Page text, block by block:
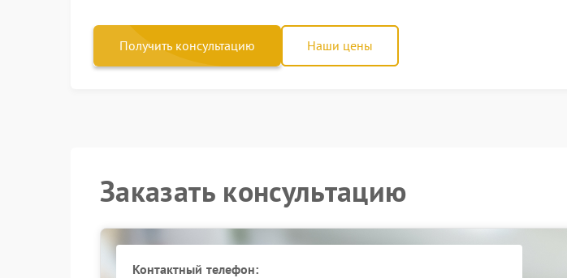
Получить консультацию Наши цены
Заказать консультацию
Контактный телефон: